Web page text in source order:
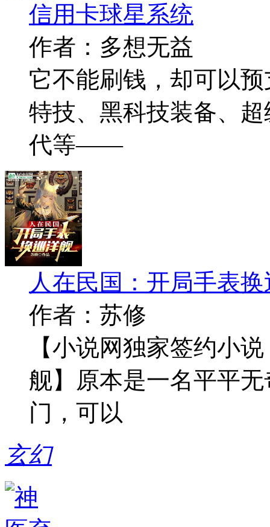
信用卡球星系统
作者：多想无益
它不能刷钱，却可以
特技、黑科技装备、
代等——
人在民国：开局手表
作者：苏修
【小说网独家签约小
舰】原本是一名平平
门，可以
玄幻